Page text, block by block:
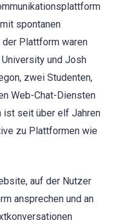
spontanen
der Plattform waren
University und Josh
zwei Studenten,
Web-Chat-Diensten
ist seit über elf Jahren
zu Plattformen wie
auf der Nutzer
ansprechen und an